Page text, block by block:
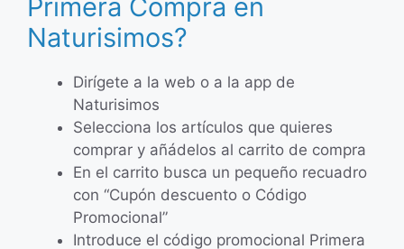
Primera Compra en
Naturisimos?
Dirígete a la web o a la app de
Naturisimos
Selecciona los artículos que quieres
comprar y añádelos al carrito de compra
En el carrito busca un pequeño recuadro
con “Cupón descuento o Código
Promocional”
Introduce el código promocional Primera